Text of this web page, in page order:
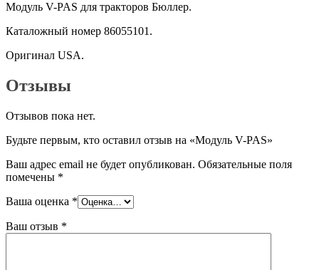
Модуль V-PAS для тракторов Бюллер.
Каталожный номер 86055101.
Оригинал USA.
Отзывы
Отзывов пока нет.
Будьте первым, кто оставил отзыв на «Модуль V-PAS»
Ваш адрес email не будет опубликован. Обязательные поля
помечены *
Ваша оценка *
Ваш отзыв *